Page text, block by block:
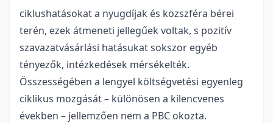
ciklushatásokat a nyugdíjak és közszféra bérei
terén, ezek átmeneti jellegűek voltak, s pozitív
szavazatvásárlási hatásukat sokszor egyéb
tényezők, intézkedések mérsékelték.
Összességében a lengyel költségvetési egyenleg
ciklikus mozgását – különösen a kilencvenes
években – jellemzően nem a PBC okozta.